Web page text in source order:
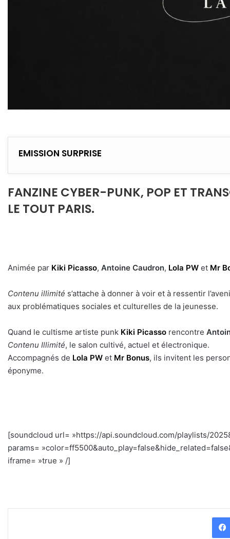
EMISSION SURPRISE
FANZINE CYBER-PUNK, POP ET
LE TOUT PARIS.
Animée par Kiki Picasso, Antoine Caudron, Lola PW et Mr
Contenu illimité s’attache à donner à voir et à ressentir
aux problématiques sociales et culturelles de la jeunesse.
Quand le cultisme artiste punk Kiki Picasso rencontre
Contenu Illimité, le salon cultivé, actuel et électronique.
Accompagnés de Lola PW et Mr Bonus, ils invitent les
éponyme.
[soundcloud url= »https://api.soundcloud.com/playlists/
params=
iframe= »true » /]